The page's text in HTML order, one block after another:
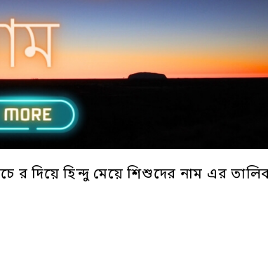
র দিয়ে হিন্দু মেয়ে শিশুদের নাম এর